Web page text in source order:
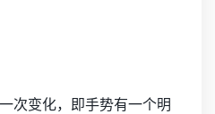
次变化，即手势有一个明